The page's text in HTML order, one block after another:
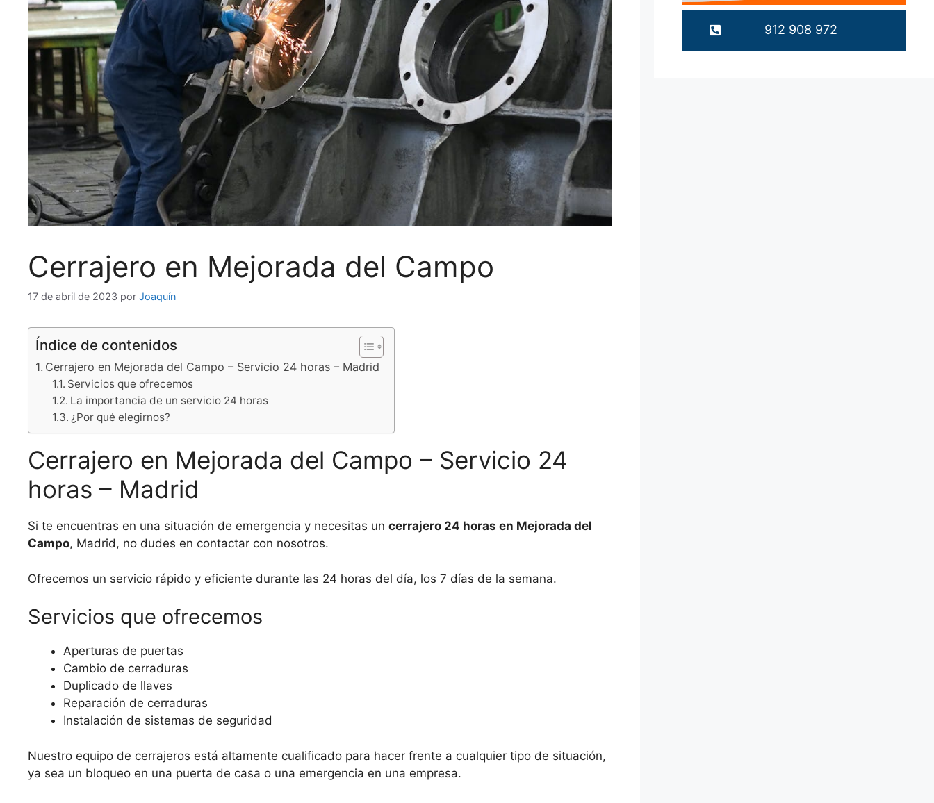
Cerrajero en Mejorada del Campo
17 de abril de 2023 por Joaquín
Índice de contenidos
Cerrajero en Mejorada del Campo – Servicio 24 horas – Madrid
Servicios que ofrecemos
La importancia de un servicio 24 horas
¿Por qué elegirnos?
Cerrajero en Mejorada del Campo – Servicio 24
horas – Madrid
Si te encuentras en una situación de emergencia y necesitas un cerrajero 24 horas en Mejorada del
Campo, Madrid, no dudes en contactar con nosotros.
Ofrecemos un servicio rápido y eficiente durante las 24 horas del día, los 7 días de la semana.
Servicios que ofrecemos
Aperturas de puertas
Cambio de cerraduras
Duplicado de llaves
Reparación de cerraduras
Instalación de sistemas de seguridad
Nuestro equipo de cerrajeros está altamente cualificado para hacer frente a cualquier tipo de situación,
ya sea un bloqueo en una puerta de casa o una emergencia en una empresa.
912 908 972